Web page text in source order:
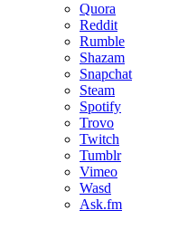
Quora
Reddit
Rumble
Shazam
Snapchat
Steam
Spotify
Trovo
Twitch
Tumblr
Vimeo
Wasd
Ask.fm